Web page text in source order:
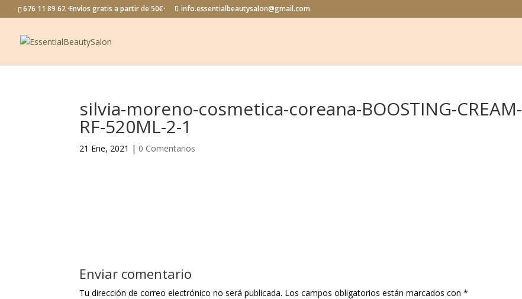
676 11 89 62 ·Envíos gratis a partir de 50€· info.essentialbeautysalon@gmail.com
silvia-moreno-cosmetica-coreana-BOOSTING-CREAM-
RF-520ML-2-1
21 Ene, 2021 | 0 Comentarios
Enviar comentario
Tu dirección de correo electrónico no será publicada. Los campos obligatorios están marcados con*